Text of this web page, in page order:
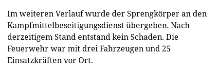
Im weiteren Verlauf wurde der Sprengkörper an den
Kampfmittelbeseitigungsdienst übergeben. Nach
derzeitigem Stand entstand kein Schaden. Die
Feuerwehr war mit drei Fahrzeugen und 25
Einsatzkräften vor Ort.